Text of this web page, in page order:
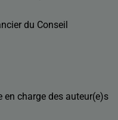
du Conseil
en charge des auteur(e)s